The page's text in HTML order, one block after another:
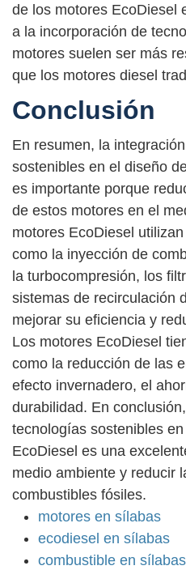
de los motores EcoDiesel
a la incorporación de
motores suelen ser más
que los motores diesel
Conclusión
En resumen, la
sostenibles en el diseño
es importante porque
de estos motores en el
motores EcoDiesel
como la inyección de
la turbocompresión, los
sistemas de recirculación
mejorar su eficiencia y
Los motores EcoDiesel
como la reducción de las
efecto invernadero, el
durabilidad. En
tecnologías sostenibles
EcoDiesel es una
medio ambiente y reducir
combustibles fósiles.
motores en sílabas
ecodiesel en sílabas
combustible en sílabas